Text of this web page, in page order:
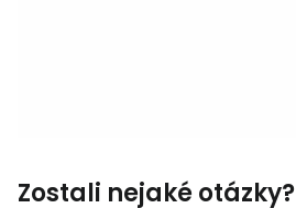
Zostali nejaké otázky?